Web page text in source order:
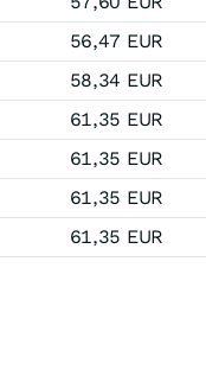
56,47 EUR
58,34 EUR
61,35 EUR
61,35 EUR
61,35 EUR
61,35 EUR